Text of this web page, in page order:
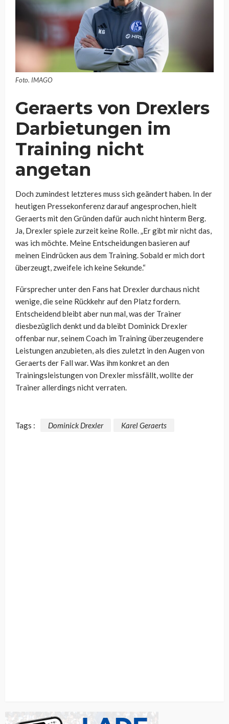
Foto. IMAGO
Geraerts von Drexlers
Darbietungen im
Training nicht
angetan
Doch zumindest letzteres muss sich geändert haben. In der
heutigen Pressekonferenz darauf angesprochen, hielt
Geraerts mit den Gründen dafür auch nicht hinterm Berg.
Ja, Drexler spiele zurzeit keine Rolle. „Er gibt mir nicht das,
was ich möchte. Meine Entscheidungen basieren auf
meinen Eindrücken aus dem Training. Sobald er mich dort
überzeugt, zweifele ich keine Sekunde.“
Fürsprecher unter den Fans hat Drexler durchaus nicht
wenige, die seine Rückkehr auf den Platz fordern.
Entscheidend bleibt aber nun mal, was der Trainer
diesbezüglich denkt und da bleibt Dominick Drexler
offenbar nur, seinem Coach im Training überzeugendere
Leistungen anzubieten, als dies zuletzt in den Augen von
Geraerts der Fall war. Was ihm konkret an den
Trainingsleistungen von Drexler missfällt, wollte der
Trainer allerdings nicht verraten.
Tags : Dominick Drexler Karel Geraerts